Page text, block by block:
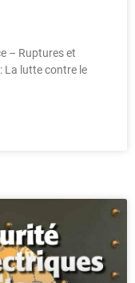
– Ruptures et
La lutte contre le